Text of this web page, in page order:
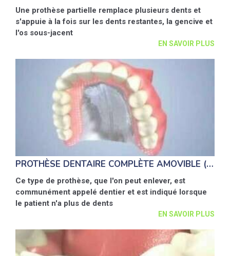
Une prothèse partielle remplace plusieurs dents et
s'appuie à la fois sur les dents restantes, la gencive et
l'os sous-jacent
EN SAVOIR PLUS
PROTHÈSE DENTAIRE COMPLÈTE AMOVIBLE (DENTIER)
Ce type de prothèse, que l'on peut enlever, est
communément appelé dentier et est indiqué lorsque
le patient n'a plus de dents
EN SAVOIR PLUS